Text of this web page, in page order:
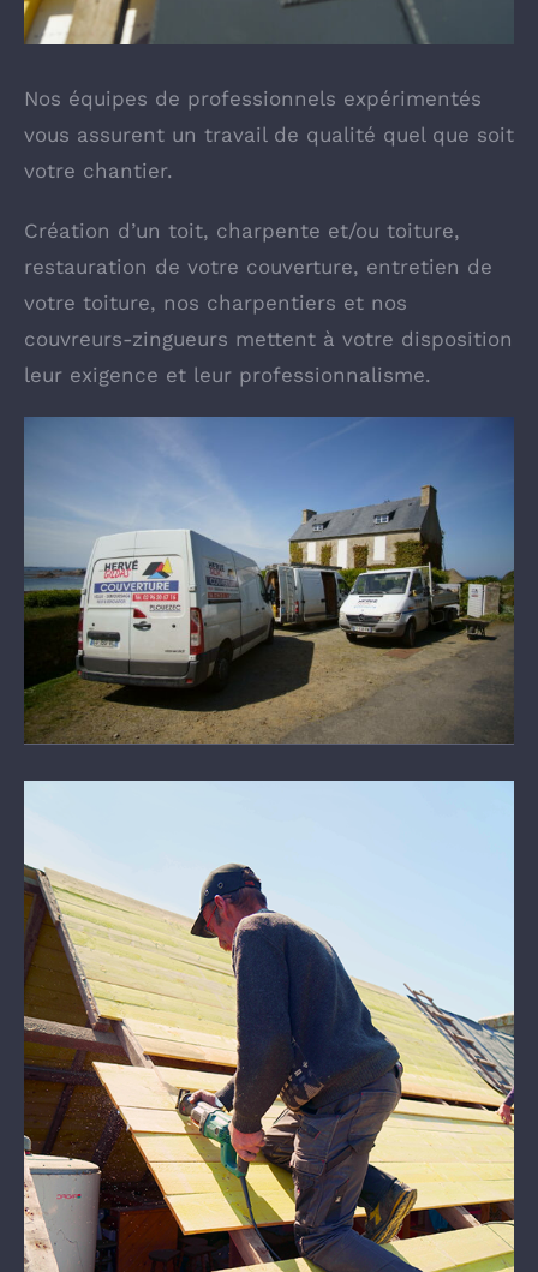
Nos équipes de professionnels expérimentés
vous assurent un travail de qualité quel que soit
votre chantier.
Création d’un toit, charpente et/ou toiture,
restauration de votre couverture, entretien de
votre toiture, nos charpentiers et nos
couvreurs-zingueurs mettent à votre disposition
leur exigence et leur professionnalisme.